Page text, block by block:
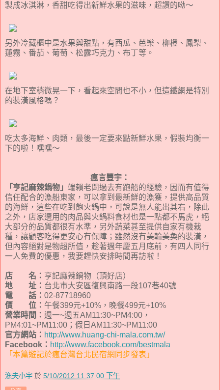
製成冰淇淋，香甜吃得出新鮮水果的滋味，超讚的呦～
另外冷藏櫃中是水果與甜點，有西瓜、芭樂、柳橙、鳳梨、
蓮霧、番茄、葡萄、松露巧克力、布丁等。
在地下室稍微晃一下，看起來空間也不小，但這鐵網是特別
的裝潢風格嗎？
吃太多海鮮、肉類，最後一定要來點新鮮水果，假裝均衡一
下的啦！嘿嘿～
瘋言豐宇：
「亨記麻辣鍋物」 端賴老闆過去有跑船的經驗，因而有值得
信任配合的漁船東家，可以拿到最新鮮的漁獲，提供高品質
的海鮮，這些在吃到飽火鍋中，可說是無人能出其右，除此
之外，店家選用的肉品與火鍋料食材也是一點都不馬虎，絕
大部分的品質都很有水準，另外蔬菜甚至提供自家有機栽
種，讓顧客吃得更安心有保障；雖然沒有美輪美奐的裝潢，
但內容絕對是物超所值，趁著週年慶五月底前，有四人同行
一人免費的優惠，我要趕快安排時間再訪啦！
店 名： 亨記麻辣鍋物（頂好店）
地 址： 台北市大安區復興南路一段107巷40號
電 話： 02-87718960
價 位： 午餐399元+10%，晚餐499元+10%
營業時間： 週一~週五AM11:30~PM4:00，
PM4:01~PM11:00；假日AM11:30~PM11:00
官方網站： http://www.huang-chi-mala.com.tw/
Facebook： http://www.facebook.com/bestmala
「本篇遊記於瘋台灣台北民宿網同步發表」
漁夫小宇 於 5/10/2012 11:37:00 下午